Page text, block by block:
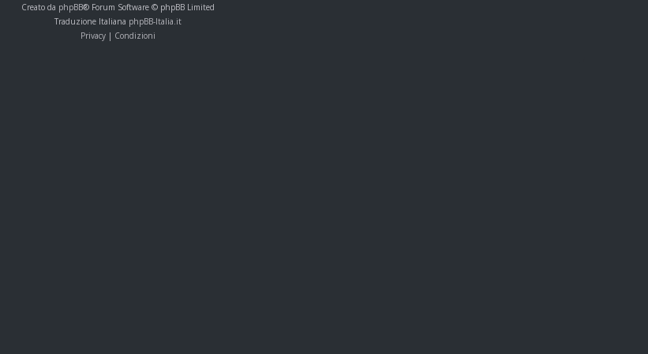
Creato da phpBB® Forum Software © phpBB Limited
Traduzione Italiana phpBB-Italia.it
Privacy| Condizioni